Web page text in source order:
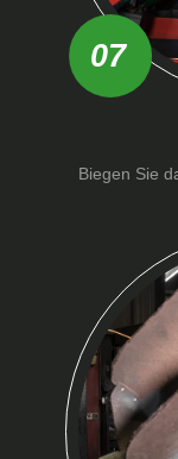
07
Biegen Sie